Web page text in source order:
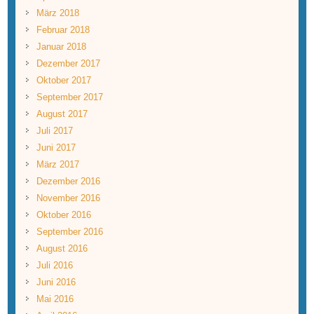
März 2018
Februar 2018
Januar 2018
Dezember 2017
Oktober 2017
September 2017
August 2017
Juli 2017
Juni 2017
März 2017
Dezember 2016
November 2016
Oktober 2016
September 2016
August 2016
Juli 2016
Juni 2016
Mai 2016